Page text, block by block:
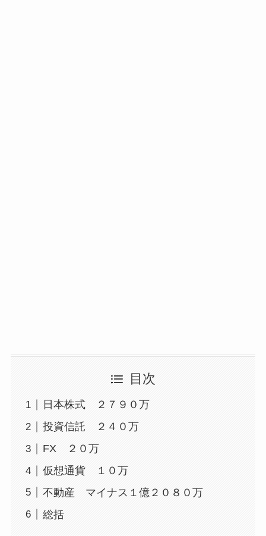
目次
日本株式 ２７９０万
投資信託 ２４０万
FX ２０万
仮想通貨 １０万
不動産 マイナス１億２０８０万
総括